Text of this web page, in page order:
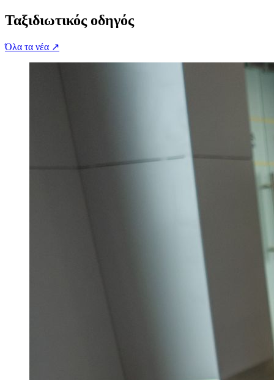
Ταξιδιωτικός οδηγός
Όλα τα νέα ↗